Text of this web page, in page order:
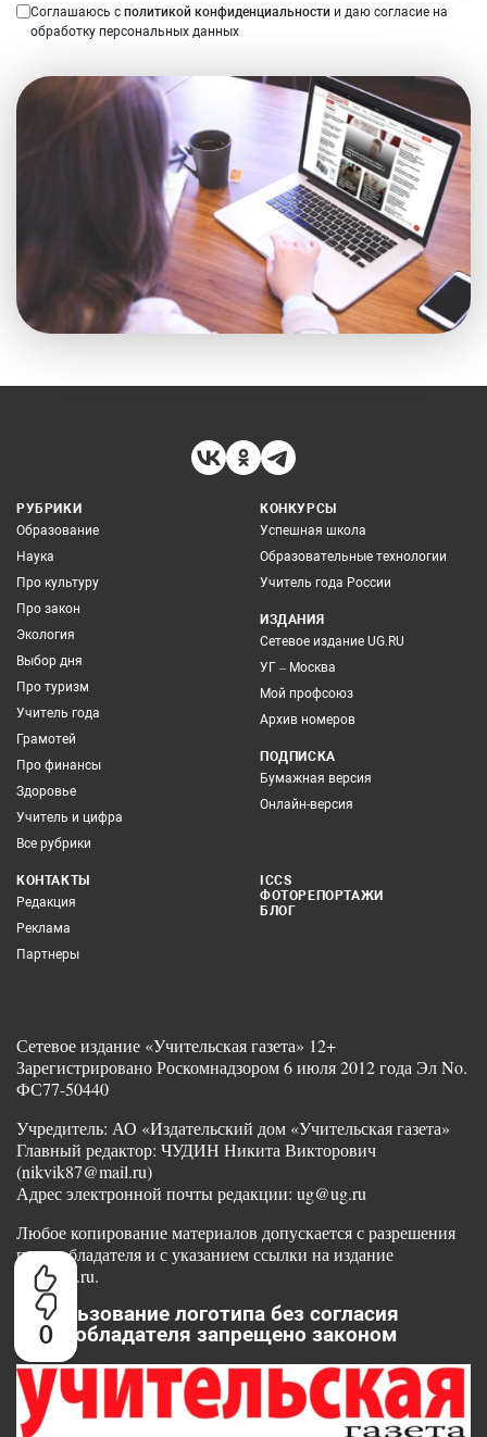
0
Соглашаюсь с политикой конфиденциальности и даю согласие на
обработку персональных данных
РУБРИКИ
Образование
Наука
Про культуру
Про закон
Экология
Выбор дня
Про туризм
Учитель года
Грамотей
Про финансы
Здоровье
Учитель и цифра
Все рубрики
КОНКУРСЫ
Успешная школа
Образовательные технологии
Учитель года России
ИЗДАНИЯ
Сетевое издание UG.RU
УГ – Москва
Мой профсоюз
Архив номеров
ПОДПИСКА
Бумажная версия
Онлайн-версия
КОНТАКТЫ
Редакция
Реклама
Партнеры
ICCS
ФОТОРЕПОРТАЖИ
БЛОГ
Сетевое издание «Учительская газета» 12+
Зарегистрировано Роскомнадзором 6 июля 2012 года Эл No.
ФС77-50440
Учредитель: АО «Издательский дом «Учительская газета»
Главный редактор: ЧУДИН Никита Викторович
(nikvik87@mail.ru)
Адрес электронной почты редакции: ug@ug.ru
Любое копирование материалов допускается с разрешения
правообладателя и с указанием ссылки на издание
www.ug.ru.
Использование логотипа без согласия
правообладателя запрещено законом